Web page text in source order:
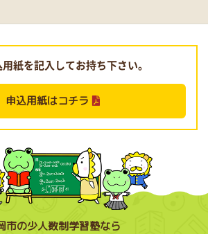
紙を記入してお持ち下さい。
申込用紙はコチラ
市の少人数制学習塾なら